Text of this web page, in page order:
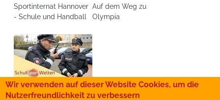
Sportinternat Hannover
- Schule und Handball
Auf dem Weg zu
Olympia
Spitzensport und Polizei
Wir verwenden auf dieser Website Cookies, um die
Nutzerfreundlichkeit zu verbessern